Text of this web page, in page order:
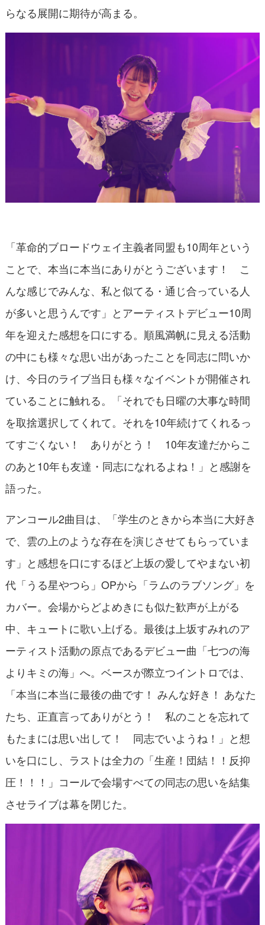
らなる展開に期待が高まる。
「革命的ブロードウェイ主義者同盟も10周年という
ことで、本当に本当にありがとうございます！ こ
んな感じでみんな、私と似てる・通じ合っている人
が多いと思うんです」とアーティストデビュー10周
年を迎えた感想を口にする。順風満帆に見える活動
の中にも様々な思い出があったことを同志に問いか
け、今日のライブ当日も様々なイベントが開催され
ていることに触れる。「それでも日曜の大事な時間
を取捨選択してくれて。それを10年続けてくれるっ
てすごくない！ ありがとう！ 10年友達だからこ
のあと10年も友達・同志になれるよね！」と感謝を
語った。
アンコール2曲目は、「学生のときから本当に大好き
で、雲の上のような存在を演じさせてもらっていま
す」と感想を口にするほど上坂の愛してやまない初
代「うる星やつら」OPから「ラムのラブソング」を
カバー。会場からどよめきにも似た歓声が上がる
中、キュートに歌い上げる。最後は上坂すみれのア
ーティスト活動の原点であるデビュー曲「七つの海
よりキミの海」へ。ベースが際立つイントロでは、
「本当に本当に最後の曲です！ みんな好き！ あなた
たち、正直言ってありがとう！ 私のことを忘れて
もたまには思い出して！ 同志でいようね！」と想
いを口にし、ラストは全力の「生産！団結！！反抑
圧！！！」コールで会場すべての同志の思いを結集
させライブは幕を閉じた。